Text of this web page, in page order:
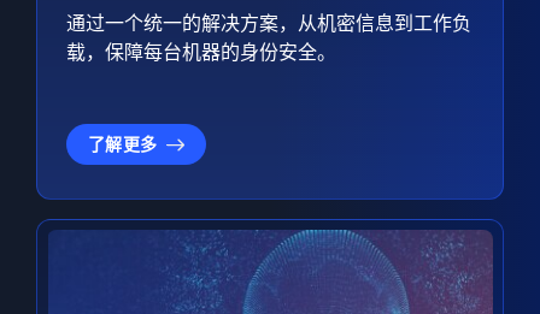
通过一个统一的解决方案，从机密信息到工作负
载，保障每台机器的身份安全。
了解更多